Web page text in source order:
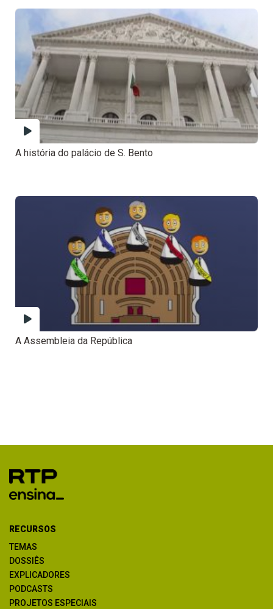
A história do palácio de S. Bento
A Assembleia da República
RECURSOS
TEMAS
DOSSIÊS
EXPLICADORES
PODCASTS
PROJETOS ESPECIAIS